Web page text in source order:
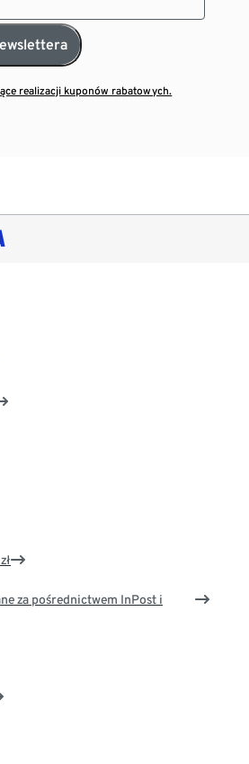
realizacji kuponów rabatowych.
za pośrednictwem InPost i